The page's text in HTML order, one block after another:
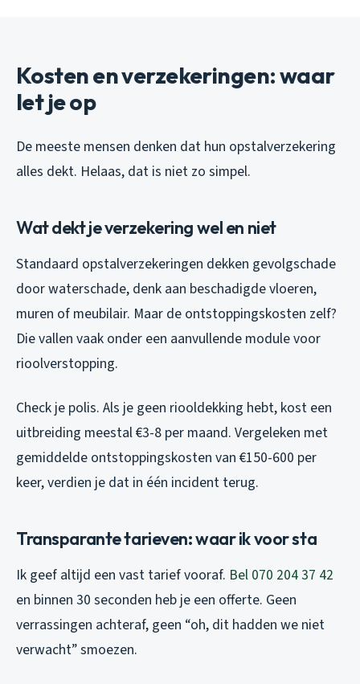
Kosten en verzekeringen: waar
let je op
De meeste mensen denken dat hun opstalverzekering
alles dekt. Helaas, dat is niet zo simpel.
Wat dekt je verzekering wel en niet
Standaard opstalverzekeringen dekken gevolgschade
door waterschade, denk aan beschadigde vloeren,
muren of meubilair. Maar de ontstoppingskosten zelf?
Die vallen vaak onder een aanvullende module voor
rioolverstopping.
Check je polis. Als je geen riooldekking hebt, kost een
uitbreiding meestal €3-8 per maand. Vergeleken met
gemiddelde ontstoppingskosten van €150-600 per
keer, verdien je dat in één incident terug.
Transparante tarieven: waar ik voor sta
Ik geef altijd een vast tarief vooraf. Bel 070 204 37 42
en binnen 30 seconden heb je een offerte. Geen
verrassingen achteraf, geen “oh, dit hadden we niet
verwacht” smoezen.